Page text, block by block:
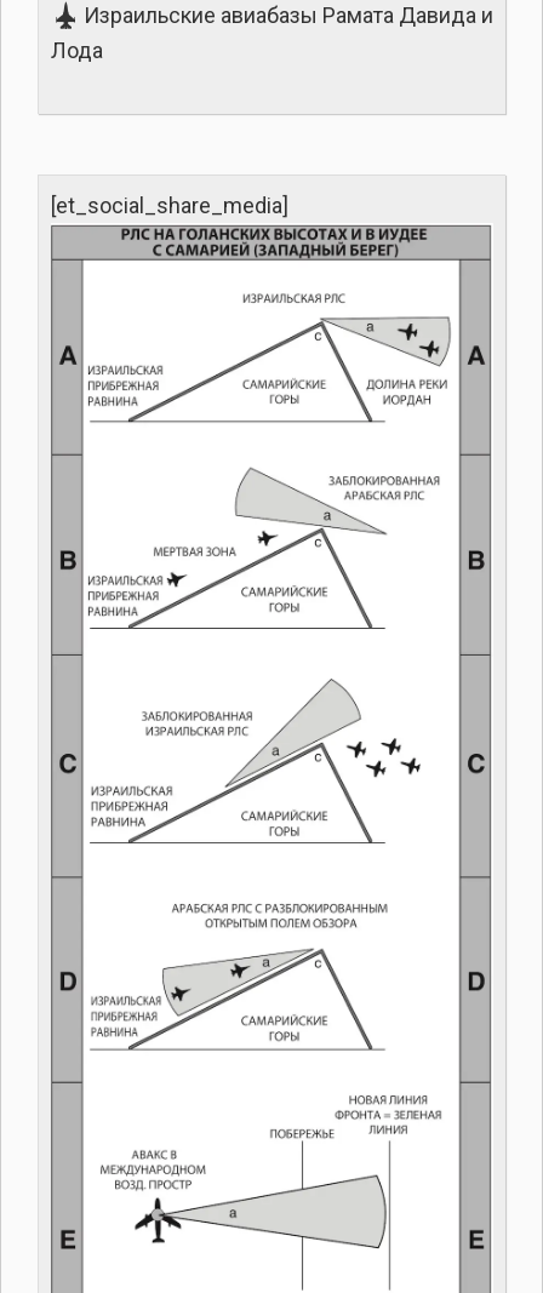
Израильские авиабазы Рамата Давида и
Лода
[et_social_share_media]